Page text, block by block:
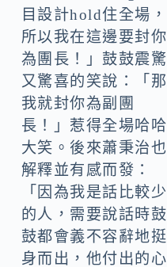
目設計hold住全場，
所以我在這邊要封你
為團長！」鼓鼓震驚
又驚喜的笑說：「那
我就封你為副團
長！」惹得全場哈哈
大笑。後來蕭秉治也
解釋並有感而發：
「因為我是話比較少
的人，需要說話時鼓
鼓都會義不容辭地挺
身而出，他付出的心